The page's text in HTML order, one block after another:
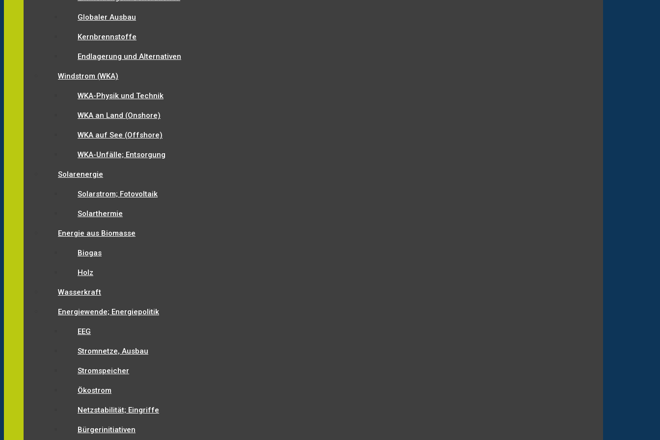
Globaler Ausbau
Kernbrennstoffe
Endlagerung und Alternativen
Windstrom (WKA)
WKA-Physik und Technik
WKA an Land (Onshore)
WKA auf See (Offshore)
WKA-Unfälle; Entsorgung
Solarenergie
Solarstrom; Fotovoltaik
Solarthermie
Energie aus Biomasse
Biogas
Holz
Wasserkraft
Energiewende; Energiepolitik
EEG
Stromnetze, Ausbau
Stromspeicher
Ökostrom
Netzstabilität; Eingriffe
Bürgerinitiativen